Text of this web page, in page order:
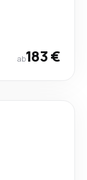
ab183 €